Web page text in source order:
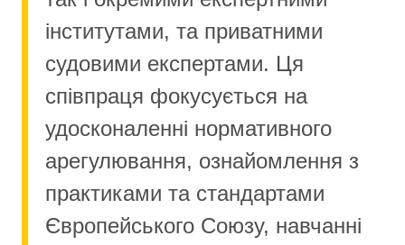
інститутами, та приватними
судовими експертами. Ця
співпраця фокусується на
удосконаленні нормативного
арегулювання, ознайомлення з
практиками та стандартами
Європейського Союзу, навчанні